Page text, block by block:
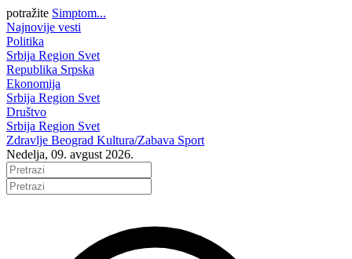
potražite Simptom...
Najnovije vesti
Politika
Srbija Region Svet
Republika Srpska
Ekonomija
Srbija Region Svet
Društvo
Srbija Region Svet
Zdravlje Beograd Kultura/Zabava Sport
Nedelja, 09. avgust 2026.